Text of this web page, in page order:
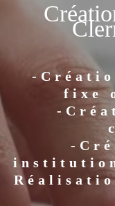
-
fixe
-
-